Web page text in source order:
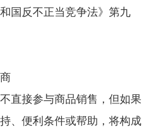
国反不正当竞争法》第九
直接参与商品销售，但如果
、便利条件或帮助，将构成